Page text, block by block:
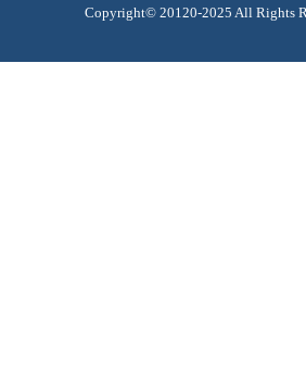
Copyright© 20120-2025 All Rights